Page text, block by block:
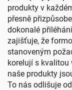
produkty v
přesně
dokonalé
zajišťuje, že
stanoveným
korelují s kvalitou
naše produkty
To nás odlišuje